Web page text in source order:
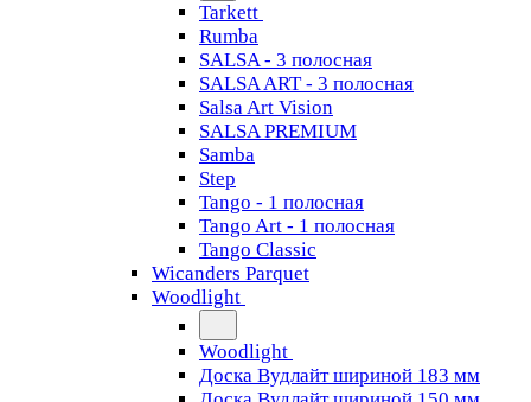
Tarkett
Rumba
SALSA - 3 полосная
SALSA ART - 3 полосная
Salsa Art Vision
SALSA PREMIUM
Samba
Step
Tango - 1 полосная
Tango Art - 1 полосная
Tango Classiс
Wicanders Parquet
Woodlight
Woodlight
Доска Вудлайт шириной 183 мм